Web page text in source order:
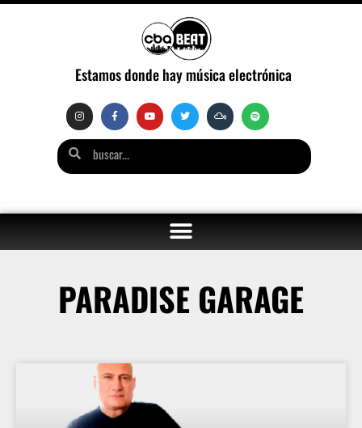
Estamos donde hay música electrónica
PARADISE GARAGE